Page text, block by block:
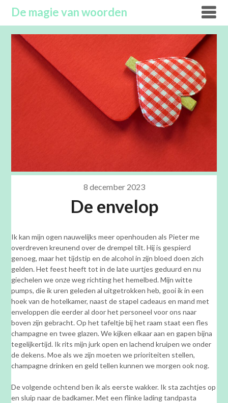
Overslaan
naar
inhoud
De magie van woorden
8 december 2023
De envelop
Ik kan mijn ogen nauwelijks meer openhouden als Pieter me
overdreven kreunend over de drempel tilt. Hij is gespierd
genoeg, maar het tijdstip en de alcohol in zijn bloed doen zich
gelden. Het feest heeft tot in de late uurtjes geduurd en nu
giechelen we onze weg richting het hemelbed. Mijn witte
pumps, die ik uren geleden al uitgetrokken heb, gooi ik in een
hoek van de hotelkamer, naast de stapel cadeaus en mand met
enveloppen die eerder al door het personeel voor ons naar
boven zijn gebracht. Op het tafeltje bij het raam staat een fles
champagne en twee glazen. We kijken elkaar aan en gapen bijna
tegelijkertijd. Ik rits mijn jurk open en lachend kruipen we onder
de dekens. Moe als we zijn moeten we prioriteiten stellen,
champagne drinken en geld tellen kunnen we morgen ook nog.
De volgende ochtend ben ik als eerste wakker. Ik sta zachtjes op
en sluip naar de badkamer. Met een flinke lading tandpasta